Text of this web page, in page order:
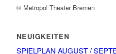
© Metropol Theater Bremen
NEUIGKEITEN
SPIELPLAN AUGUST /